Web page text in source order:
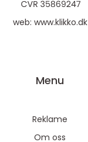
web: www.klikko.dk
Menu
Reklame
Om oss